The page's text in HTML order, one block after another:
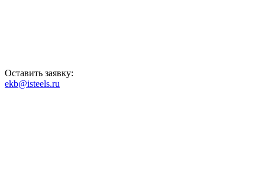
Оставить заявку:
ekb@isteels.ru